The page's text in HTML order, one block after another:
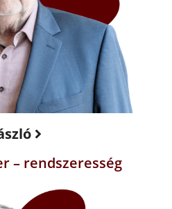
– rendszeresség